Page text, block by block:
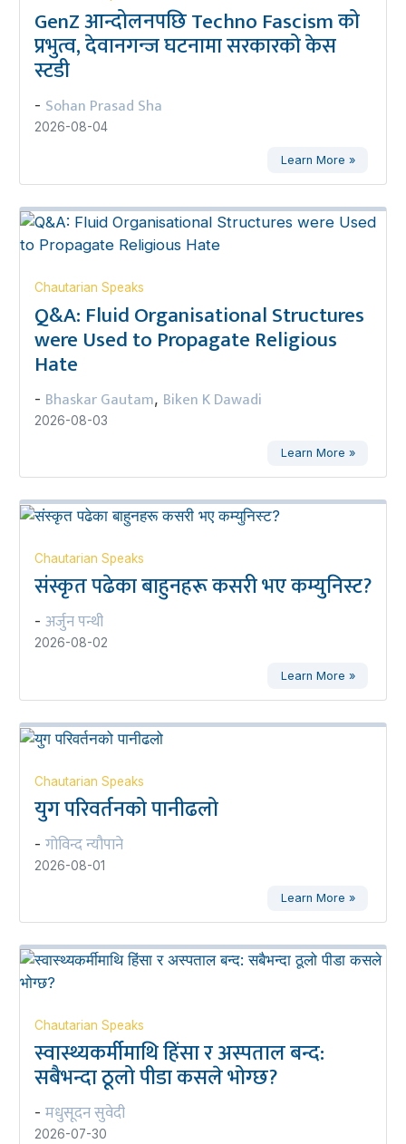
GenZ आन्दोलनपछि Techno Fascism को
प्रभुत्व, देवानगन्ज घटनामा सरकारको केस
स्टडी
- Sohan Prasad Sha
2026-08-04
Learn More »
Chautarian Speaks
Q&A: Fluid Organisational Structures
were Used to Propagate Religious
Hate
- Bhaskar Gautam, Biken K Dawadi
2026-08-03
Learn More »
Chautarian Speaks
संस्कृत पढेका बाहुनहरू कसरी भए कम्युनिस्ट?
- अर्जुन पन्थी
2026-08-02
Learn More »
Chautarian Speaks
युग परिवर्तनको पानीढलो
- गोविन्द न्यौपाने
2026-08-01
Learn More »
Chautarian Speaks
स्वास्थ्यकर्मीमाथि हिंसा र अस्पताल बन्द:
सबैभन्दा ठूलो पीडा कसले भोग्छ?
- मधुसूदन सुवेदी
2026-07-30